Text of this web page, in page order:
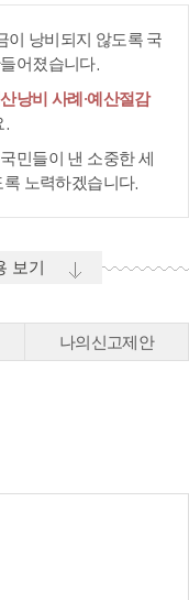
이 낭비되지 않도록 국
어졌습니다.
낭비 사례·예산절감
민들이 낸 소중한 세
노력하겠습니다.
보기
나의신고제안